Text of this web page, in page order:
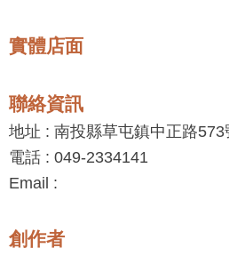
實體店面
聯絡資訊
地址 : 南投縣草屯鎮中正路573
電話 : 049-2334141
Email :
創作者